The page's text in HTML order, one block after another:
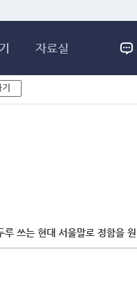
자료실
쓰는 현대 서울말로 정함을 원